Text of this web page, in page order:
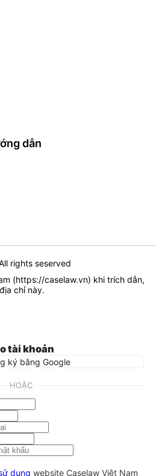
dẫn
rights seserved
(https://caselaw.vn) khi trích dẫn,
chỉ này.
tài khoản
ký bằng Google
HOẶC
dụng website Caselaw Việt Nam